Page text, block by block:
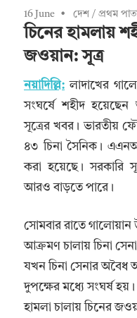
16 June দেশ / প্রথম
চিনের হামলায়
জওয়ান: সূত্র
নয়াদিল্লি: লাদাখের
সংঘর্ষে শহীদ
সূত্রের খবর। ভারতীয়
৪৩ চিনা সৈনিক।
করা হয়েছে। সরকারি
আরও বাড়তে পারে।
সোমবার রাতে
আক্রমণ চালায় চিনা
যখন চিনা সেনার অবৈধ
দুপক্ষের মধ্যে সংঘর্ষ
হামলা চালায় চিনের